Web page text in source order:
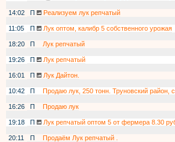
14:02
П
Реализуем лук репчатый
11:05
П Лук оптом, калибр 5 собственного урожая
18:20
П Лук репчатый
19:26
П Лук репчатый
16:01
П Лук Дайтон.
10:42
П
Продаю лук, 250 тонн. Труновский район,
16:26
П Продаю лук
19:18
П Лук репчатый оптом 5 от фермера 8.30
20:11
П Продаём Лук репчатый .